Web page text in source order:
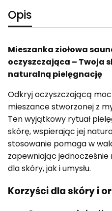
Opis
Mieszanka ziołowa
oczyszczająca – Twoja
naturalną pielęgnację
Odkryj oczyszczającą moc
mieszance stworzonej z
Ten wyjątkowy rytuał
skórę, wspierając jej
stosowanie pomaga w
zapewniając
dla skóry, jak i umysłu.
Korzyści dla skóry i